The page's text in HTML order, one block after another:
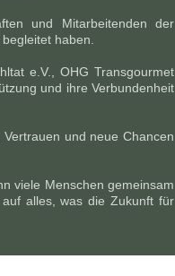
und Mitarbeitenden der
haben.
e.V., OHG Transgourmet
und ihre Verbundenheit
und neue Chancen
viele Menschen gemeinsam
alles, was die Zukunft für